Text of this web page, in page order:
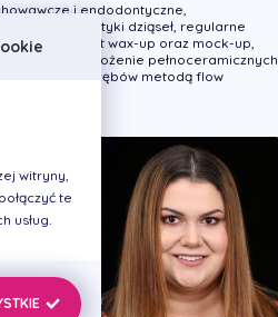
i endodontyczne,
- zabieg plastyki dziąseł, regularne
projekt wax-up oraz mock-up,
implantów, założenie pełnoceramicznych
odbudowa zębów metodą flow
witryny,
te
usług.